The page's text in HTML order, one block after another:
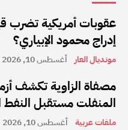
عقوبات أمريكية تضرب
إدراج محمود الإبياري؟
مونديال العار أغسطس 10, 2026
مصفاة الزاوية تكشف
المنفلت مستقبل النفط
ملفات عربية أغسطس 10, 2026